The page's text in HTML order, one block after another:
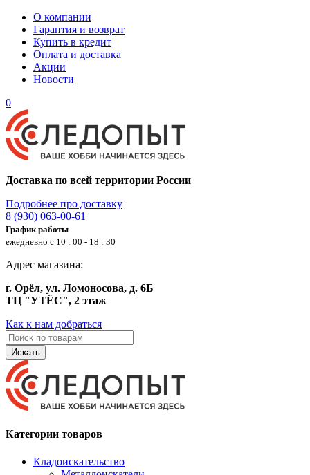
О компании
Гарантия и возврат
Купить в кредит
Оплата и доставка
Акции
Новости
0
Доставка по всей территории России
Подробнее про доставку
8 (930) 063-00-61
График работы
ежедневно с 10 : 00 - 18 : 30
Адрес магазина:
г. Орёл, ул. Ломоносова, д. 6Б
ТЦ "УТЁС", 2 этаж
Как к нам добраться
Искать
Категории товаров
Кладоискательство